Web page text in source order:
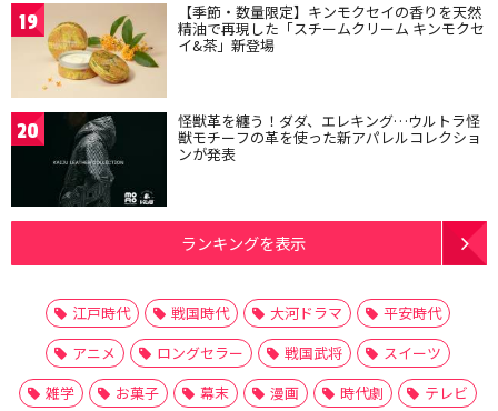
19 【季節・数量限定】キンモクセイの香りを天然
精油で再現した「スチームクリーム キンモクセ
イ&茶」新登場
20 怪獣革を纏う！ダダ、エレキング…ウルトラ怪
獣モチーフの革を使った新アパレルコレクショ
ンが発表
ランキングを表示
江戸時代 戦国時代 大河ドラマ
平安時代
アニメ
ロングセラー 戦国武将
スイーツ
雑学
お菓子 幕末 漫画 時代劇
テレビ